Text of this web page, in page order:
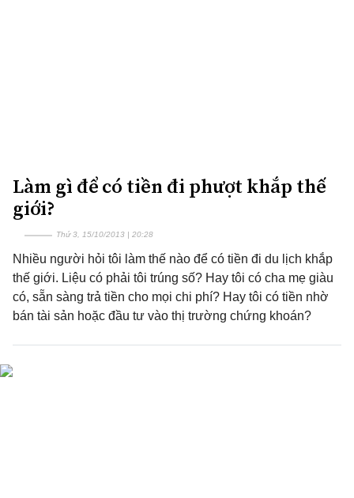
Làm gì để có tiền đi phượt khắp thế
giới?
Thứ 3, 15/10/2013 | 20:28
Nhiều người hỏi tôi làm thế nào để có tiền đi du lịch khắp
thế giới. Liệu có phải tôi trúng số? Hay tôi có cha mẹ giàu
có, sẵn sàng trả tiền cho mọi chi phí? Hay tôi có tiền nhờ
bán tài sản hoặc đầu tư vào thị trường chứng khoán?